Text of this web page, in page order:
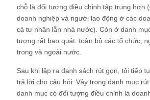
chỗ là đối tượng điều chỉnh tập trung hơn
doanh nghiệp và người lao động ở các
cả tư nhân lẫn nhà nước). Còn ở danh
tượng rất bao quát: toàn bộ các tổ chức,
trong và ngoài nước.
Sau khi lập ra danh sách rút gọn, tôi tiếp
trả lời cho câu hỏi: Vậy trong danh mục
danh mục có đối tượng điều chỉnh là